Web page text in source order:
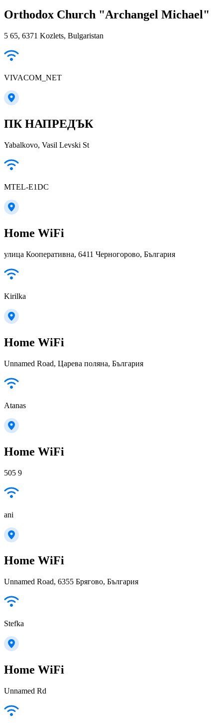
Orthodox Church "Archangel Michael"
5 65, 6371 Kozlets, Bulgaristan
VIVACOM_NET
ПК НАПРЕДЪК
Yabalkovo, Vasil Levski St
MTEL-E1DC
Home WiFi
улица Кооперативна, 6411 Черногорово, България
Kirilka
Home WiFi
Unnamed Road, Царева поляна, България
Atanas
Home WiFi
505 9
ani
Home WiFi
Unnamed Road, 6355 Брягово, България
Stefka
Home WiFi
Unnamed Rd